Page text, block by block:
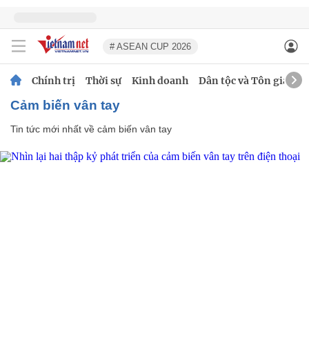
# ASEAN CUP 2026
Chính trị Thời sự Kinh doanh Dân tộc và Tôn giáo
cảm biến vân tay
Tin tức mới nhất về cảm biến vân tay